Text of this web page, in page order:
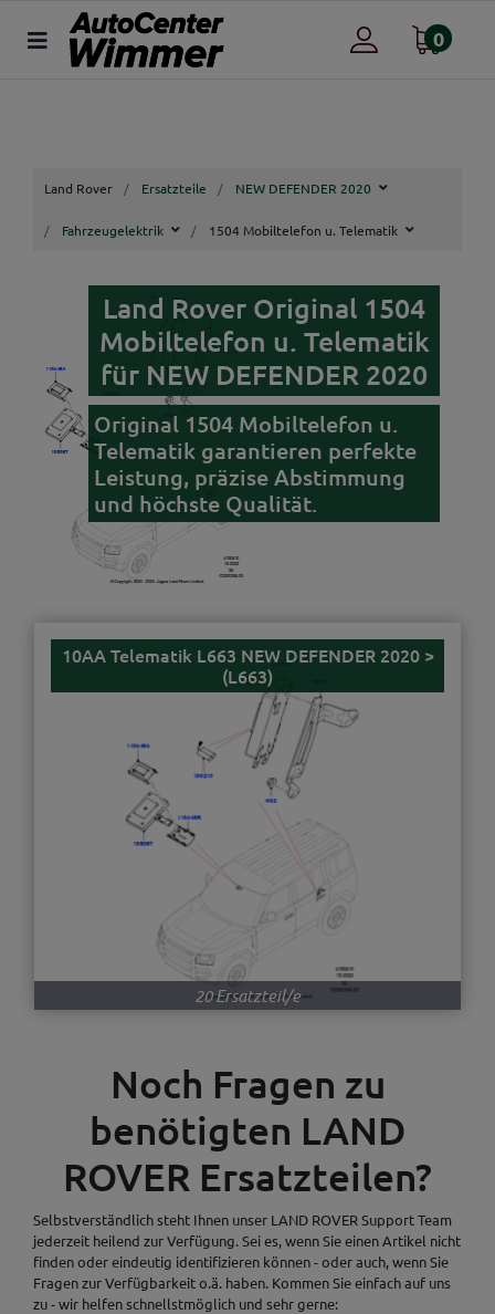
0
Land Rover Ersatzteile NEW DEFENDER 2020
Fahrzeugelektrik 1504 Mobiltelefon u. Telematik
Land Rover Original 1504
Mobiltelefon u. Telematik
für NEW DEFENDER 2020
Original 1504 Mobiltelefon u.
Telematik garantieren perfekte
Leistung, präzise Abstimmung
und höchste Qualität.
10AA Telematik L663 NEW DEFENDER 2020 >
(L663)
20 Ersatzteil/e
Noch Fragen zu
benötigten LAND
ROVER Ersatzteilen?
Selbstverständlich steht Ihnen unser LAND ROVER Support Team
jederzeit heilend zur Verfügung. Sei es, wenn Sie einen Artikel nicht
finden oder eindeutig identifizieren können - oder auch, wenn Sie
Fragen zur Verfügbarkeit o.ä. haben. Kommen Sie einfach auf uns
zu - wir helfen schnellstmöglich und sehr gerne: